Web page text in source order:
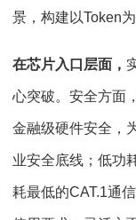
景，构建以Token
在芯片入口层面，
心突破。安全方面
金融级硬件安全，
业安全底线；低功
耗最低的CAT.1通